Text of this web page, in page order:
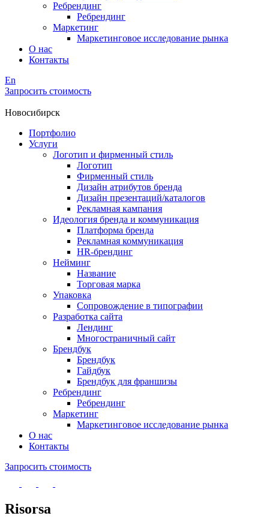
Ребрендинг
Ребрендинг
Маркетинг
Маркетинговое исследование рынка
О нас
Контакты
En
Запросить стоимость
Новосибирск
Портфолио
Услуги
Логотип и фирменный стиль
Логотип
Фирменный стиль
Дизайн атрибутов бренда
Дизайн презентаций/каталогов
Рекламная кампания
Идеология бренда и коммуникация
Платформа бренда
Рекламная коммуникация
HR-брендинг
Нейминг
Название
Торговая марка
Упаковка
Сопровождение в типографии
Разработка сайта
Лендинг
Многостраничный сайт
Брендбук
Брендбук
Гайдбук
Брендбук для франшизы
Ребрендинг
Ребрендинг
Маркетинг
Маркетинговое исследование рынка
О нас
Контакты
Запросить стоимость
Risorsa